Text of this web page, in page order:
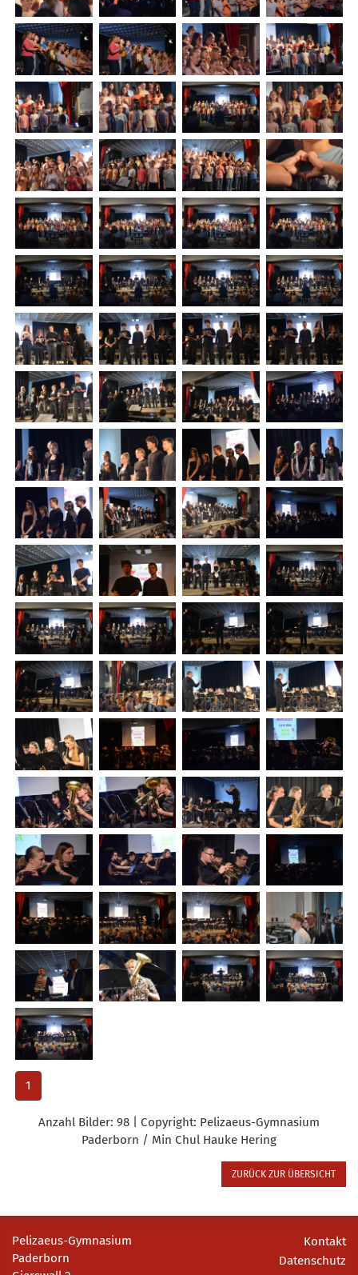
1
Anzahl Bilder: 98 | Copyright: Pelizaeus-Gymnasium
Paderborn / Min Chul Hauke Hering
ZURÜCK ZUR ÜBERSICHT
Pelizaeus-Gymnasium
Paderborn
Kontakt
Datenschutz